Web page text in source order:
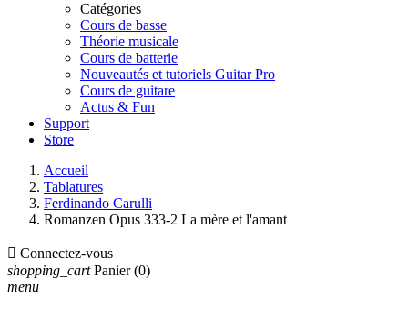
Catégories
Cours de basse
Théorie musicale
Cours de batterie
Nouveautés et tutoriels Guitar Pro
Cours de guitare
Actus & Fun
Support
Store
Accueil
Tablatures
Ferdinando Carulli
Romanzen Opus 333-2 La mère et l'amant
 Connectez-vous
shopping_cart Panier (0)
menu